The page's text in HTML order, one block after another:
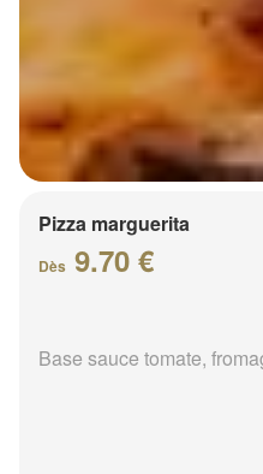
Pizza marguerita
Dès 9.70 €
Base sauce tomate,